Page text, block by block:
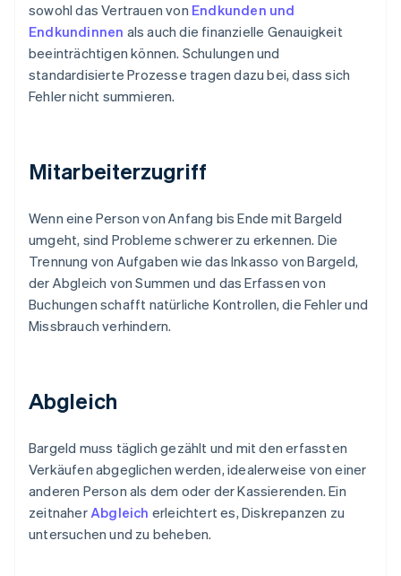
sowohl das Vertrauen von Endkunden und
Endkundinnen als auch die finanzielle Genauigkeit
beeinträchtigen können. Schulungen und
standardisierte Prozesse tragen dazu bei, dass sich
Fehler nicht summieren.
Mitarbeiterzugriff
Wenn eine Person von Anfang bis Ende mit Bargeld
umgeht, sind Probleme schwerer zu erkennen. Die
Trennung von Aufgaben wie das Inkasso von Bargeld,
der Abgleich von Summen und das Erfassen von
Buchungen schafft natürliche Kontrollen, die Fehler und
Missbrauch verhindern.
Abgleich
Bargeld muss täglich gezählt und mit den erfassten
Verkäufen abgeglichen werden, idealerweise von einer
anderen Person als dem oder der Kassierenden. Ein
zeitnaherAbgleich erleichtert es, Diskrepanzen zu
untersuchen und zu beheben.